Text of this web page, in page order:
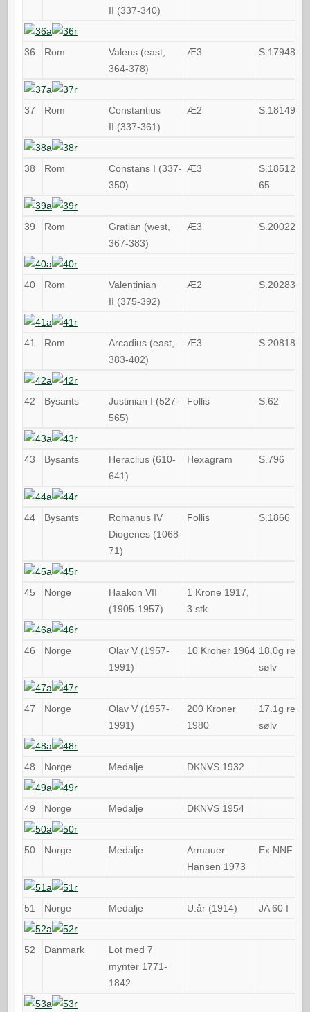
II (337-340)
36 Rom
Valens (east,
364-378)
Æ3 S.17948
37 Rom
Constantius
II (337-361)
Æ2 S.18149
38 Rom
Constans I (337-
350)
Æ3
S.18512-
65
39 Rom
Gratian (west,
367-383)
Æ3 S.20022
40 Rom
Valentinian
II (375-392)
Æ2 S.20283
41 Rom
Arcadius (east,
383-402)
Æ3 S.20818
42 Bysants
Justinian I (527-
565)
Follis S.62
43 Bysants
Heraclius (610-
641)
Hexagram S.796
44 Bysants
Romanus IV
Diogenes (1068-
71)
Follis S.1866
45 Norge
Haakon VII
(1905-1957)
1 Krone 1917,
3 stk
46 Norge
Olav V (1957-
1991)
10 Kroner 1964 18.0g rent
sølv
47 Norge
Olav V (1957-
1991)
200 Kroner
1980
17.1g rent
sølv
48 Norge Medalje DKNVS 1932
49 Norge Medalje DKNVS 1954
50 Norge Medalje
Armauer
Hansen 1973
Ex NNF
51 Norge Medalje U.år (1914) JA 60 I
52 Danmark
Lot med 7
mynter 1771-
1842